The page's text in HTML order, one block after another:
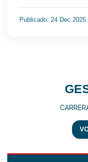
Publicado: 24 Dec 2025